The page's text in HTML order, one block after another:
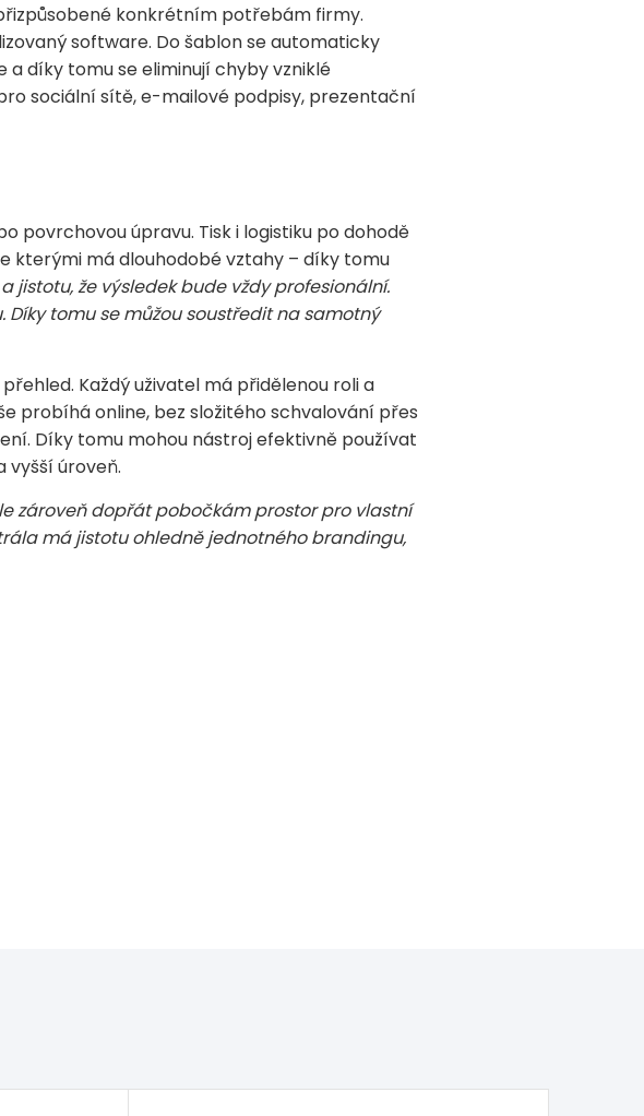
konkrétním potřebám firmy.
software. Do šablon se automaticky
díky tomu se eliminují chyby vzniklé
sociální sítě, e-mailové podpisy, prezentační
povrchovou úpravu. Tisk i logistiku po dohodě
kterými má dlouhodobé vztahy – díky tomu
jistotu, že výsledek bude vždy profesionální.
tomu se můžou soustředit na samotný
Každý uživatel má přidělenou roli a
probíhá online, bez složitého schvalování přes
Díky tomu mohou nástroj efektivně používat
vyšší úroveň.
zároveň dopřát pobočkám prostor pro vlastní
má jistotu ohledně jednotného brandingu,